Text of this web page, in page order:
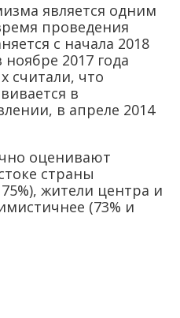
является одним
проведения
с начала 2018
2017 года
считали, что
в
в апреле 2014
оценивают
страны
жители центра и
(73% и